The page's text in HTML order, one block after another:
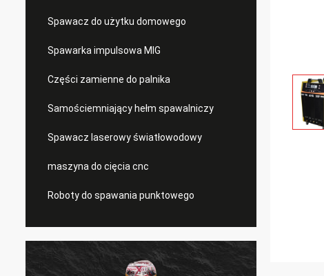
Spawacz do użytku domowego
Spawarka impulsowa MIG
Części zamienne do palnika
Samościemniający hełm spawalniczy
Spawacz laserowy światłowodowy
maszyna do cięcia cnc
Roboty do spawania punktowego